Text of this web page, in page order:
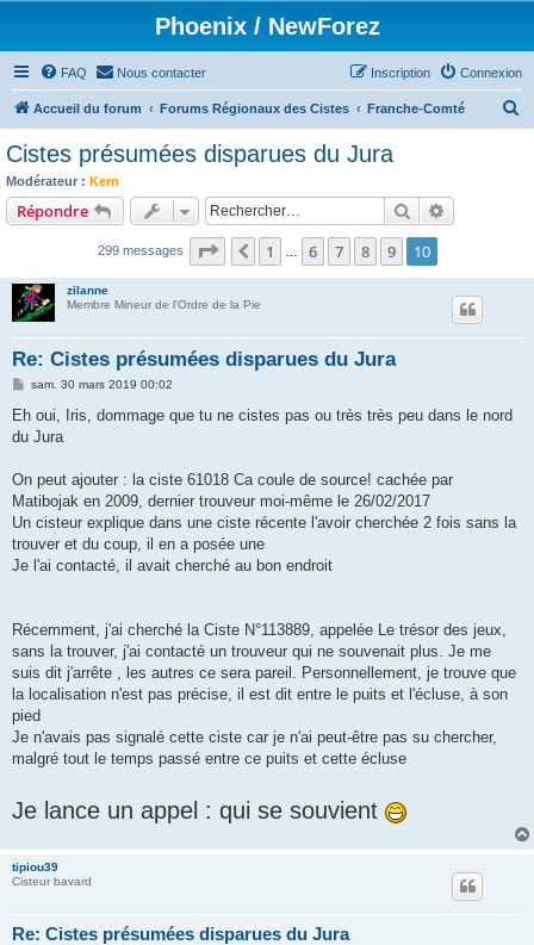
Phoenix / NewForez
FAQ Nous contacter Connexion
Inscription
Accueil du forum Forums Régionaux des Cistes Franche-Comté
c
e
Cistes présumées disparues du Jura
Modérateur : Kern
Répondre Rechercher
299 messages Page 10 10
Précédent
1 6 7 8 9 10
zilanne
Membre Mineur de l'Ordre de la Pie
Re: Cistes présumées disparues du Jura
M
s
a
sam. 30 mars 2019 00:02
Eh oui, Iris, dommage que tu ne cistes pas ou très très peu dans le nord
du Jura
On peut ajouter : la ciste 61018 Ca coule de source! cachée par
Matibojak en 2009, dernier trouveur moi-même le 26/02/2017
Un cisteur explique dans une ciste récente l'avoir cherchée 2 fois sans la
trouver et du coup, il en a posée une
Je l'ai contacté, il avait cherché au bon endroit
Récemment, j'ai cherché la Ciste N°113889, appelée Le trésor des jeux,
sans la trouver, j'ai contacté un trouveur qui ne souvenait plus. Je me
suis dit j'arrête , les autres ce sera pareil. Personnellement, je trouve que
la localisation n'est pas précise, il est dit entre le puits et l'écluse, à son
pied
Je n'avais pas signalé cette ciste car je n'ai peut-être pas su chercher,
malgré tout le temps passé entre ce puits et cette écluse
Je lance un appel : qui se souvient
tipiou39
Cisteur bavard
Re: Cistes présumées disparues du Jura